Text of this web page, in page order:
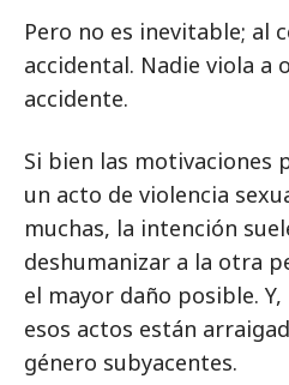
Pero no es inevitable; al
accidental. Nadie viola a
accidente.
Si bien las motivaciones
un acto de violencia
muchas, la intención
deshumanizar a la otra
el mayor daño posible. Y,
esos actos están
género subyacentes.